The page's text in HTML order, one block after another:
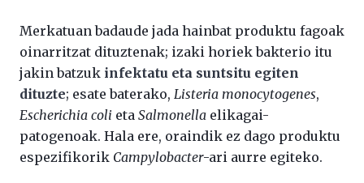
Merkatuan badaude jada hainbat produktu fagoak
oinarritzat dituztenak; izaki horiek bakterio itu
jakin batzuk infektatu eta suntsitu egiten
dituzte; esate baterako, Listeria monocytogenes,
Escherichia coli eta Salmonella elikagai-
patogenoak. Hala ere, oraindik ez dago produktu
espezifikorik Campylobacter-ari aurre egiteko.